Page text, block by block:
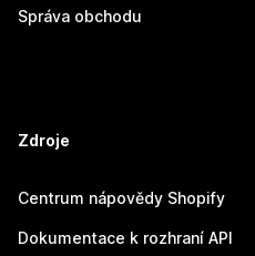
Správa obchodu
Zdroje
Centrum nápovědy Shopify
Dokumentace k rozhraní API